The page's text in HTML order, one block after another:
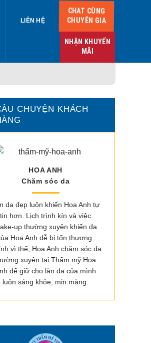
LIÊN HỆ
CHAT CÙNG
CHUYÊN GIA
NHẬN KHUYẾN
MÃI
CHUYỆN KHÁCH
HOA ANH
Chăm sóc da
da đẹp luôn khiến Hoa Anh tự
tin hơn. Lịch trình kín và việc
up thường xuyên khiến da
Hoa Anh dễ bị tổn thương.
vì thế, Hoa Anh chăm sóc da
xuyên tại Thẩm mỹ Hoa
để giữ cho làn da của mình
luôn sáng khỏe, mịn màng.